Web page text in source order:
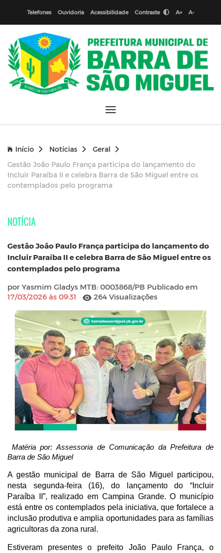
Telefones Ouvidoria Acessibilidade Contraste A+ A-
Início Notícias
Geral
Gestão João Paulo França participa do lançamento do
Incluir Paraíba II e celebra Barra de São Miguel entre os
contemplados pelo programa
NOTÍCIA
Gestão João Paulo França participa do lançamento do
Incluir Paraíba II e celebra Barra de São Miguel entre os
contemplados pelo programa
por Yasmim Gladys MTB: 0003868/PB Publicado em
17/03/2026 às 09:31
264 Visualizações
Matéria por: Assessoria de Comunicação da Prefeitura de
Barra de São Miguel
A gestão municipal de Barra de São Miguel participou,
nesta segunda-feira (16), do lançamento do “Incluir
Paraíba II”, realizado em Campina Grande. O município
está entre os contemplados pela iniciativa, que fortalece a
inclusão produtiva e amplia oportunidades para as famílias
agricultoras da zona rural.
Estiveram presentes o prefeito João Paulo França, o